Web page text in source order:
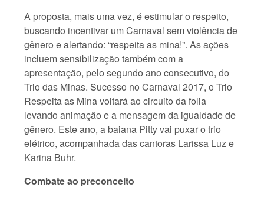
A proposta, mais uma vez, é estimular o respeito,
buscando incentivar um Carnaval sem violência de
gênero e alertando: “respeita as mina!”. As ações
incluem sensibilização também com a
apresentação, pelo segundo ano consecutivo, do
Trio das Minas. Sucesso no Carnaval 2017, o Trio
Respeita as Mina voltará ao circuito da folia
levando animação e a mensagem da igualdade de
gênero. Este ano, a baiana Pitty vai puxar o trio
elétrico, acompanhada das cantoras Larissa Luz e
Karina Buhr.
Combate ao preconceito